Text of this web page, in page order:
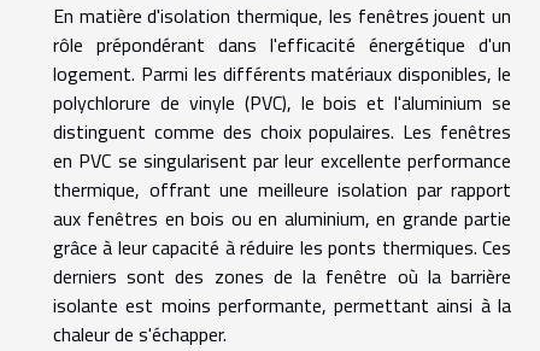
En matière d'isolation thermique, les fenêtres jouent un
rôle prépondérant dans l'efficacité énergétique d'un
logement. Parmi les différents matériaux disponibles, le
polychlorure de vinyle (PVC), le bois et l'aluminium se
distinguent comme des choix populaires. Les fenêtres
en PVC se singularisent par leur excellente performance
thermique, offrant une meilleure isolation par rapport
aux fenêtres en bois ou en aluminium, en grande partie
grâce à leur capacité à réduire les ponts thermiques. Ces
derniers sont des zones de la fenêtre où la barrière
isolante est moins performante, permettant ainsi à la
chaleur de s'échapper.